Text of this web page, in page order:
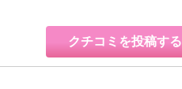
クチコミを投稿する